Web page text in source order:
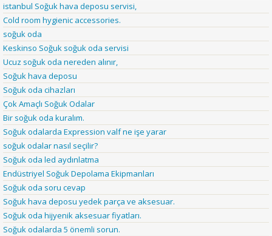
istanbul Soğuk hava deposu servisi,
Cold room hygienic accessories.
soğuk oda
Keskinso Soğuk soğuk oda servisi
Ucuz soğuk oda nereden alınır,
Soğuk hava deposu
Soğuk oda cihazları
Çok Amaçlı Soğuk Odalar
Bir soğuk oda kuralım.
Soğuk odalarda Expression valf ne işe yarar
soğuk odalar nasıl seçilir?
Soğuk oda led aydınlatma
Endüstriyel Soğuk Depolama Ekipmanları
Soğuk oda soru cevap
Soğuk hava deposu yedek parça ve aksesuar.
Soğuk oda hijyenik aksesuar fiyatları.
Soğuk odalarda 5 önemli sorun.